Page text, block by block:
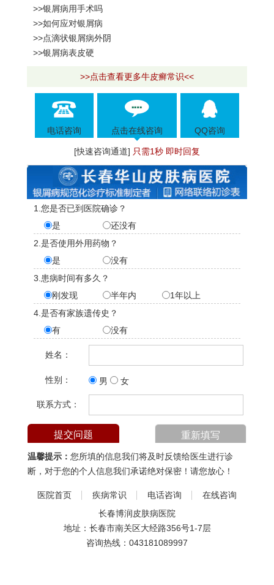
>>银屑病用手术吗
>>如何应对银屑病
>>点滴状银屑病外阴
>>银屑病表皮硬
>>点击查看更多牛皮癣常识<<
电话咨询 点击在线咨询 QQ咨询
[快速咨询通道] 只需1秒 即时回复
1.您是否已到医院确诊？
是
还没有
2.是否使用外用药物？
是
没有
3.患病时间有多久？
刚发现
半年内
1年以上
4.是否有家族遗传史？
有
没有
姓名：
性别： 男 女
联系方式：
温馨提示： 您所填的信息我们将及时反馈给医生进行诊
断，对于您的个人信息我们承诺绝对保密！请您放心！
医院首页 疾病常识 电话咨询
在线咨询
长春博润皮肤病医院
地址：长春市南关区大经路356号1-7层
咨询热线： 043181089997